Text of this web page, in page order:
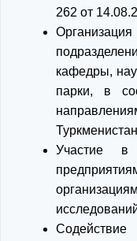
262 от
кафедры,
парки, в
Участие в